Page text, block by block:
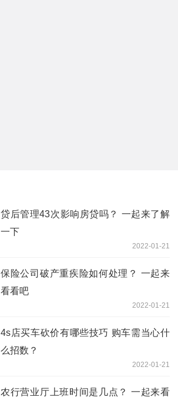
贷后管理43次影响房贷吗？ 一起来了解
一下
2022-01-21
保险公司破产重疾险如何处理？ 一起来
看看吧
2022-01-21
4s店买车砍价有哪些技巧 购车需当心什
么招数？
2022-01-21
农行营业厅上班时间是几点？ 一起来看